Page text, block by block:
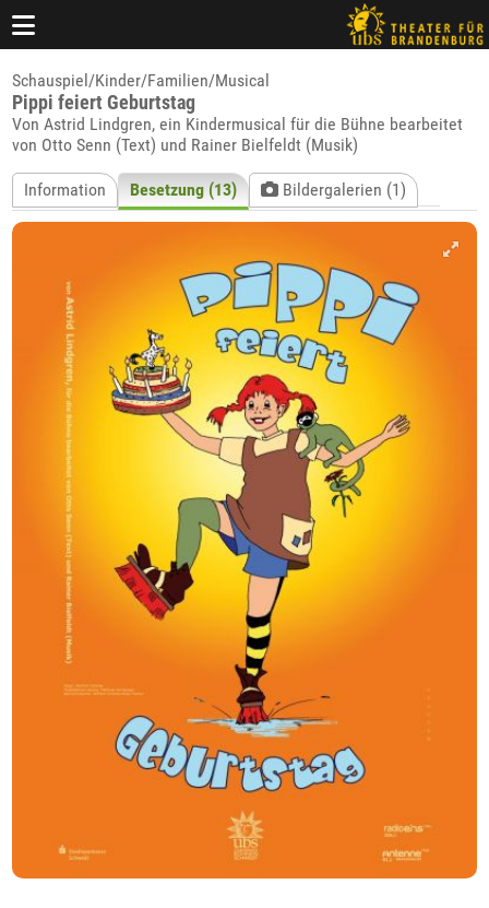
Schauspiel/Kinder/Familien/Musical
Pippi feiert Geburtstag
Von Astrid Lindgren, ein Kindermusical für die Bühne bearbeitet
von Otto Senn (Text) und Rainer Bielfeldt (Musik)
Information Besetzung (13) Bildergalerien (1)